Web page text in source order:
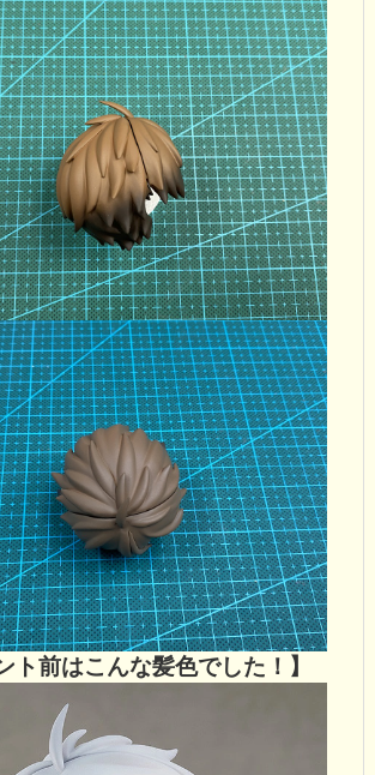
ト前はこんな髪色でした！】